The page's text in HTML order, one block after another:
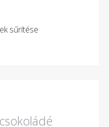
sűrítése
csokoládé